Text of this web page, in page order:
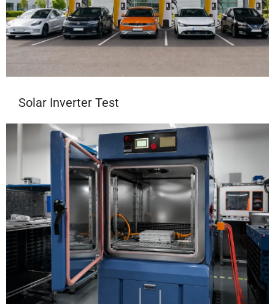
Solar Inverter Test